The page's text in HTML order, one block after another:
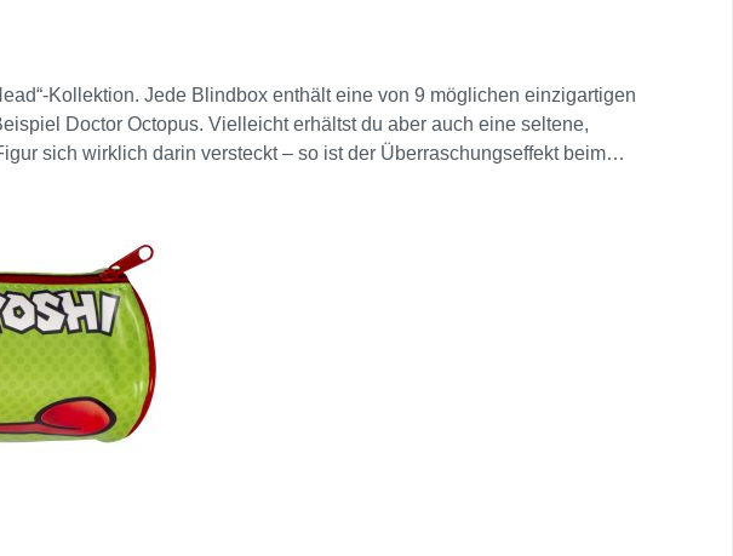
Kollektion. Jede Blindbox enthält eine von 9 möglichen einzigartigen
Doctor Octopus. Vielleicht erhältst du aber auch eine seltene,
sich wirklich darin versteckt – so ist der Überraschungseffekt beim